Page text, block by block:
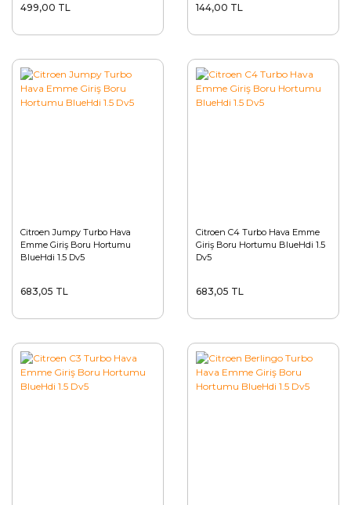
499,00 TL 144,00 TL
Citroen Jumpy Turbo Hava
Emme Giriş Boru Hortumu
BlueHdi 1.5 Dv5
683,05 TL
Citroen C4 Turbo Hava Emme
Giriş Boru Hortumu BlueHdi 1.5
Dv5
683,05 TL